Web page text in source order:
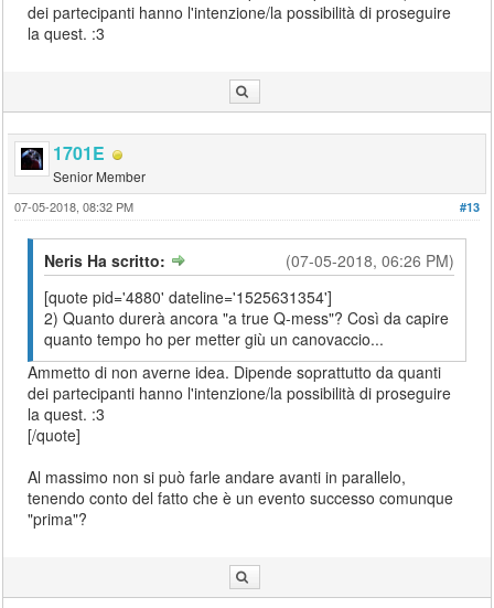
dei partecipanti hanno l'intenzione/la possibilità di proseguire
la quest. :3
1701E
Senior Member
#13
07-05-2018, 08:32 PM
(07-05-2018, 06:26 PM)
Neris Ha scritto:
[quote pid='4880' dateline='1525631354']
2) Quanto durerà ancora "a true Q-mess"? Così da capire
quanto tempo ho per metter giù un canovaccio...
Ammetto di non averne idea. Dipende soprattutto da quanti
dei partecipanti hanno l'intenzione/la possibilità di proseguire
la quest. :3
[/quote]
Al massimo non si può farle andare avanti in parallelo,
tenendo conto del fatto che è un evento successo comunque
"prima"?